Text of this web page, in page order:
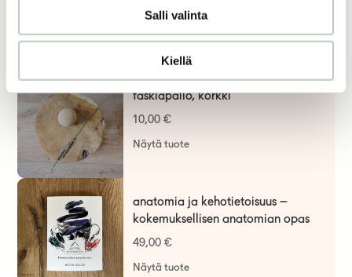
Salli valinta
Kiellä
25,00 €
Näytä tuote
faskiapallo, korkki
10,00 €
Näytä tuote
anatomia ja kehotietoisuus –
kokemuksellisen anatomian opas
49,00 €
Näytä tuote